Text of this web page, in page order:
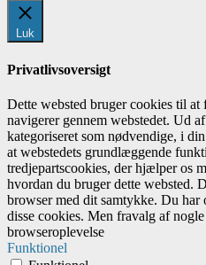
Luk
Privatlivsoversigt
Dette websted bruger cookies til at
navigerer gennem webstedet. Ud
kategoriseret som nødvendige, i
at webstedets grundlæggende
tredjepartscookies, der hjælper os
hvordan du bruger dette websted.
browser med dit samtykke. Du
disse cookies. Men fravalg af
browseroplevelse
Funktionel